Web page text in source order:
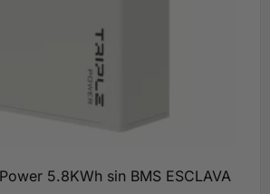
5.8KWh sin BMS ESCLAVA